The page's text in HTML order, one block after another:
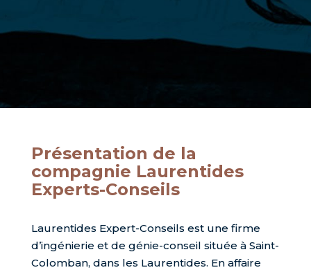
Présentation de la
compagnie Laurentides
Experts-Conseils
Laurentides Expert-Conseils est une firme
d’ingénierie et de génie-conseil située à Saint-
Colomban, dans les Laurentides. En affaire